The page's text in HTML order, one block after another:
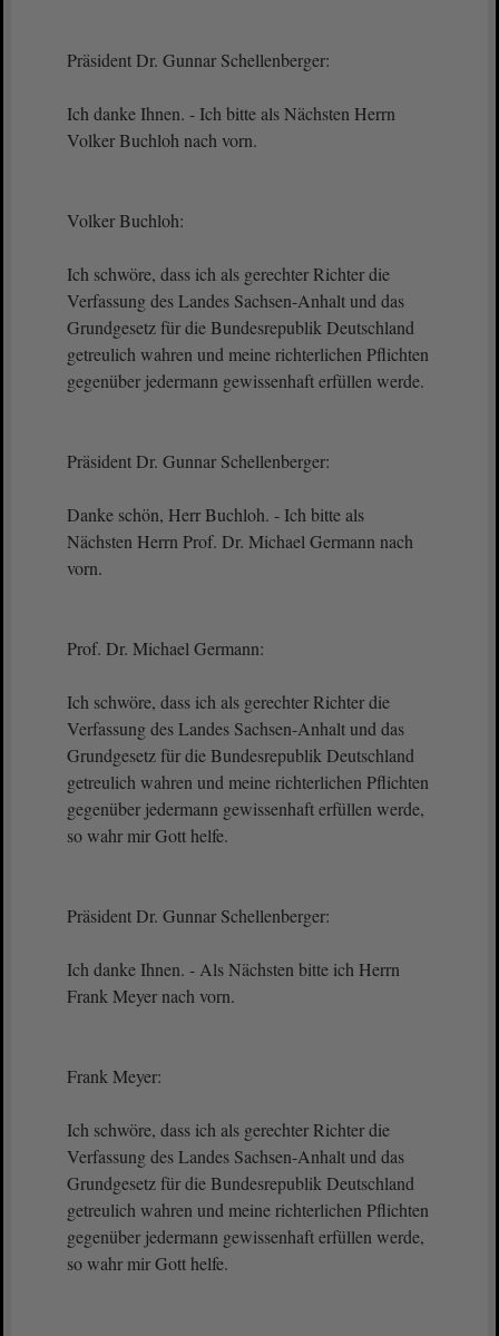
Präsident Dr. Gunnar Schellenberger:
Ich danke Ihnen. - Ich bitte als Nächsten Herrn
Volker Buchloh nach vorn.
Volker Buchloh:
Ich schwöre, dass ich als gerechter Richter die
Verfassung des Landes Sachsen-Anhalt und das
Grundgesetz für die Bundesrepublik Deutschland
getreulich wahren und meine richterlichen Pflichten
gegenüber jedermann gewissenhaft erfüllen werde.
Präsident Dr. Gunnar Schellenberger:
Danke schön, Herr Buchloh. - Ich bitte als
Nächsten Herrn Prof. Dr. Michael Germann nach
vorn.
Prof. Dr. Michael Germann:
Ich schwöre, dass ich als gerechter Richter die
Verfassung des Landes Sachsen-Anhalt und das
Grundgesetz für die Bundesrepublik Deutschland
getreulich wahren und meine richterlichen Pflichten
gegenüber jedermann gewissenhaft erfüllen werde,
so wahr mir Gott helfe.
Präsident Dr. Gunnar Schellenberger:
Ich danke Ihnen. - Als Nächsten bitte ich Herrn
Frank Meyer nach vorn.
Frank Meyer:
Ich schwöre, dass ich als gerechter Richter die
Verfassung des Landes Sachsen-Anhalt und das
Grundgesetz für die Bundesrepublik Deutschland
getreulich wahren und meine richterlichen Pflichten
gegenüber jedermann gewissenhaft erfüllen werde,
so wahr mir Gott helfe.